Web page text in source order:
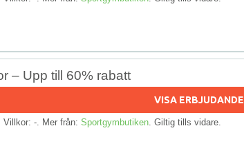
– Upp till 60% rabatt
VISA ERBJUDANDE
Villkor: -. Mer från: Sportgymbutiken . Giltig tills vidare.